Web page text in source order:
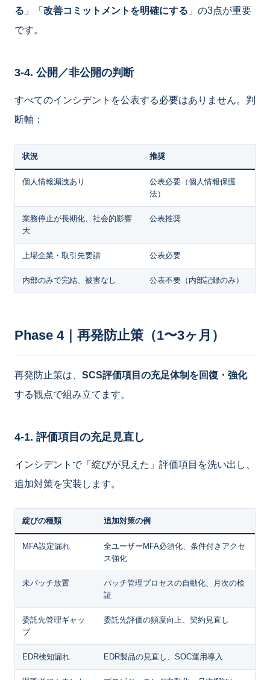
る 」「 改善コミットメントを明確にする 」の3点が重要
です。
3-4. 公開／非公開の判断
すべてのインシデントを公表する必要はありません。判
断軸：
状況 推奨
個人情報漏洩あり
公表必要（個人情報保護
法）
業務停止が長期化、社会的影響
大
公表推奨
上場企業・取引先要請 公表必要
内部のみで完結、被害なし 公表不要（内部記録のみ）
Phase 4｜再発防止策（1〜3ヶ月）
再発防止策は、 SCS評価項目の充足体制を回復・強化
する観点で組み立てます。
4-1. 評価項目の充足見直し
インシデントで「綻びが見えた」評価項目を洗い出し、
追加対策を実装します。
綻びの種類 追加対策の例
MFA設定漏れ
全ユーザーMFA必須化、条件付きアクセ
ス強化
未パッチ放置
パッチ管理プロセスの自動化、月次の検
証
委託先管理ギャッ
プ
委託先評価の頻度向上、契約見直し
EDR検知漏れ EDR製品の見直し、SOC運用導入